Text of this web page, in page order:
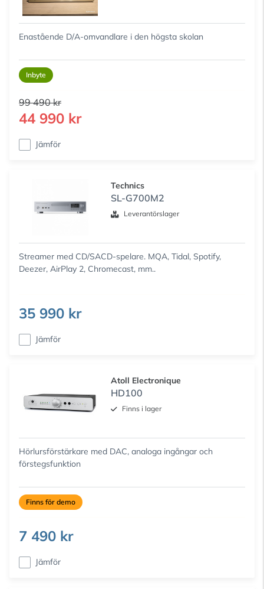
Enastående D/A-omvandlare i den högsta skolan
Inbyte
99 490 kr
44 990 kr
Jämför
Technics
SL-G700M2
Leverantörslager
Streamer med CD/SACD-spelare. MQA, Tidal, Spotify,
Deezer, AirPlay 2, Chromecast, mm..
35 990 kr
Jämför
Atoll Electronique
HD100
Finns i lager
Hörlursförstärkare med DAC, analoga ingångar och
förstegsfunktion
Finns för demo
7 490 kr
Jämför